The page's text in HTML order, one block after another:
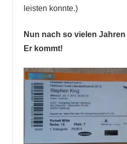
leisten konnte.)
Nun nach so vielen
Er kommt!